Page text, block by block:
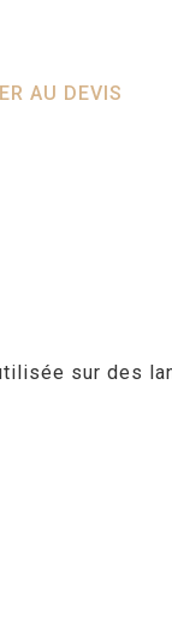
AU DEVIS
sur des